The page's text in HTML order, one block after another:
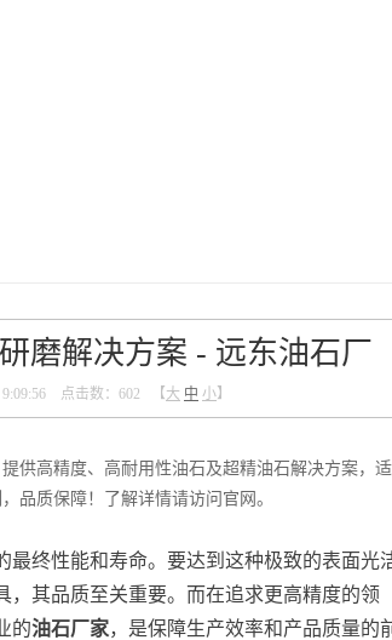
磨解决方案 - 远东油石厂
点击数： 602 【大 中 小】
供高精度、高耐用性油石及超精油石解决方案，
品质保障！了解详情请访问官网。
终性能和寿命。要达到这种极致的表面光
，其品质至关重要。而在追求更高精度的领
的油石厂家，是保障生产效率和产品质量的